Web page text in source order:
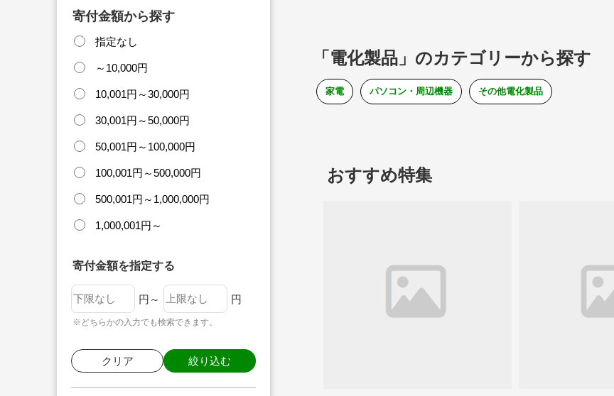
寄付金額から探す
指定なし
～10,000円
10,001円～30,000円
30,001円～50,000円
50,001円～100,000円
100,001円～500,000円
500,001円～1,000,000円
1,000,001円～
寄付金額を指定する
円～ 円
※どちらかの入力でも検索できます。
クリア 絞り込む
「電化製品」のカテゴリーから探す
家電 パソコン・周辺機器 その他電化製品
おすすめ特集